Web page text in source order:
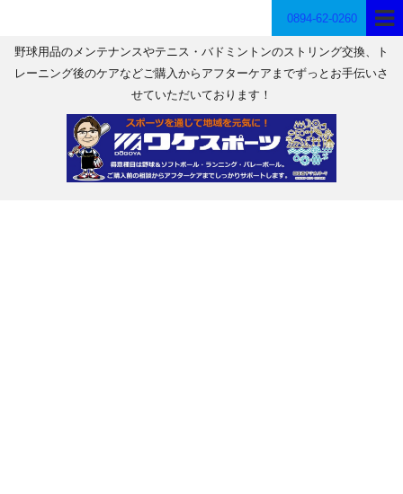
0894-62-0260
野球用品のメンテナンスやテニス・バドミントンのストリング交換、ト
レーニング後のケアなどご購入からアフターケアまでずっとお手伝いさ
せていただいております！